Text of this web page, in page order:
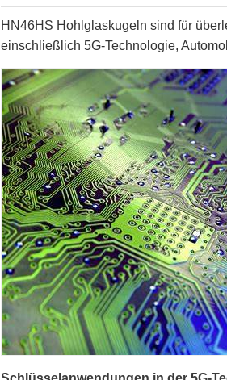
HN46HS Hohlglaskugeln sind für
einschließlich 5G-Technologie,